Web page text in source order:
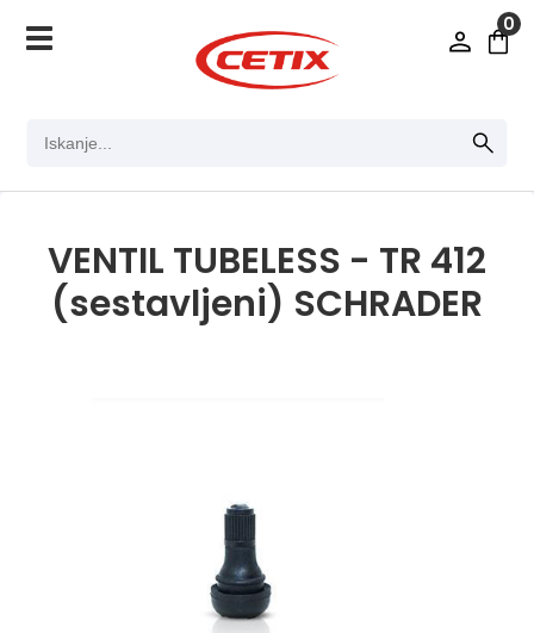
0
VENTIL TUBELESS - TR 412
(sestavljeni) SCHRADER